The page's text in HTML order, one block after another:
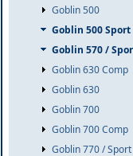
Goblin 500
Goblin 500 Sport
Goblin 570 /
Goblin 630 Comp
Goblin 630
Goblin 700
Goblin 700 Comp
Goblin 770 / Sport